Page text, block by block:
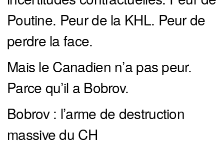
Poutine. Peur de la KHL. Peur de
perdre la face.
Mais le Canadien n’a pas peur.
Parce qu’il a Bobrov.
Bobrov : l’arme de destruction
massive du CH